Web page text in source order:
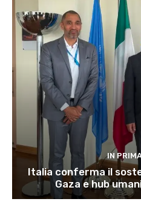
IN
Italia conferma il
Gaza e hub